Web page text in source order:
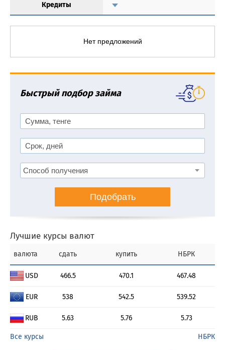
Кредиты
Нет предложений
Быстрый подбор займа
Подобрать
Лучшие курсы валют
валюта сдать купить НБРК
USD 466.5 470.1 467.48
EUR 538 542.5 539.52
RUB 5.63 5.76 5.73
Все курсы НБРК